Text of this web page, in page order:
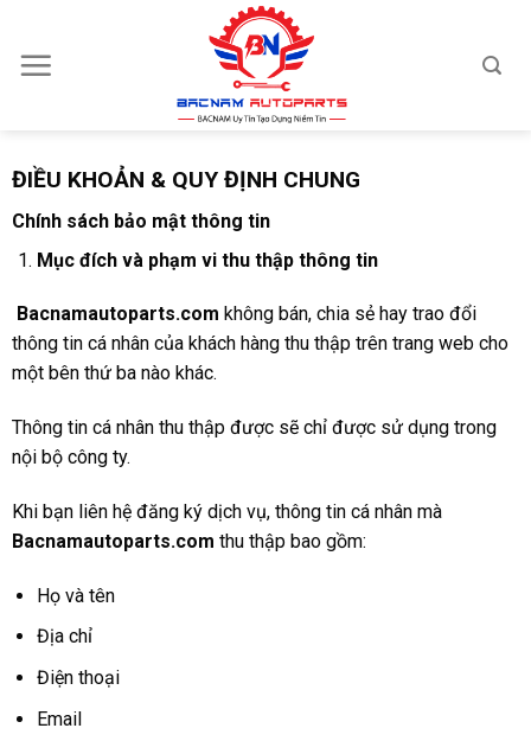
content
ĐIỀU KHOẢN & QUY ĐỊNH CHUNG
Chính sách bảo mật thông tin
Mục đích và phạm vi thu thập thông tin
Bacnamautoparts.com không bán, chia sẻ hay trao đổi
thông tin cá nhân của khách hàng thu thập trên trang web cho
một bên thứ ba nào khác.
Thông tin cá nhân thu thập được sẽ chỉ được sử dụng trong
nội bộ công ty.
Khi bạn liên hệ đăng ký dịch vụ, thông tin cá nhân mà
Bacnamautoparts.com thu thập bao gồm:
Họ và tên
Địa chỉ
Điện thoại
Email